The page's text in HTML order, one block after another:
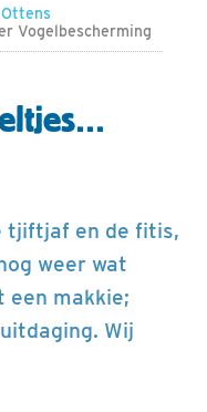
Vogelbescherming
tjiftjaf en de fitis,
weer wat
een makkie;
Wij